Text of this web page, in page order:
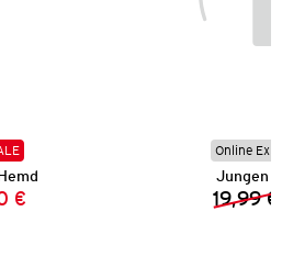
Preis:
Preis:
€
Online
Jungen
19,99 €